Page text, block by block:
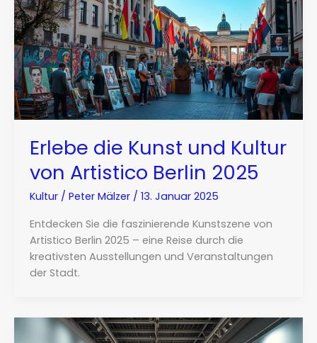
Erlebe die Kunst und Kultur
von Artistico Berlin 2025
Kultur/ Peter Mälzer / 13. Januar 2025
Entdecken Sie die faszinierende Kunstszene von
Artistico Berlin 2025 – eine Reise durch die
kreativsten Ausstellungen und Veranstaltungen
der Stadt.